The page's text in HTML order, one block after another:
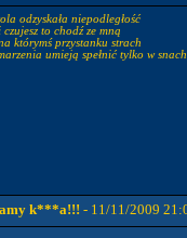
odzyskała niepodległość
czujesz to chodź ze mną
którymś przystanku strach
umieją spełnić tylko w snach
k***a!!! - 11/11/2009